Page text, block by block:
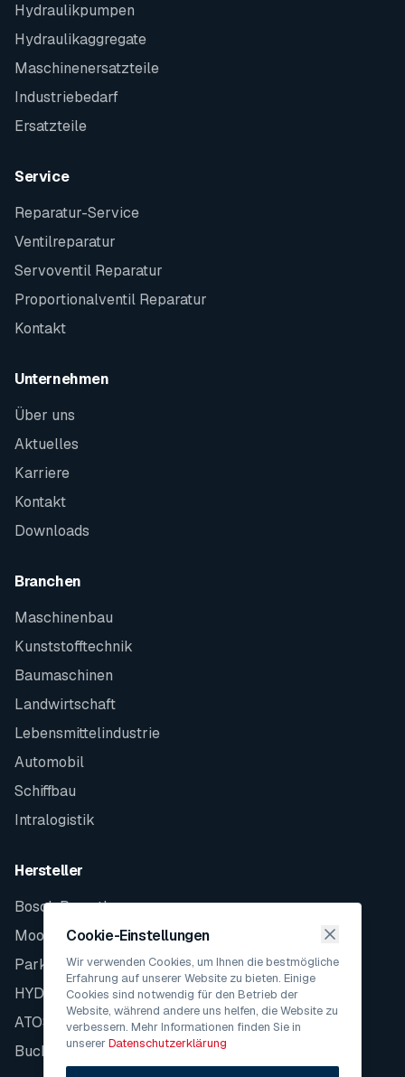
Hydraulikpumpen
Hydraulikaggregate
Maschinenersatzteile
Industriebedarf
Ersatzteile
Service
Reparatur-Service
Ventilreparatur
Servoventil Reparatur
Proportionalventil Reparatur
Kontakt
Unternehmen
Über uns
Aktuelles
Karriere
Kontakt
Downloads
Branchen
Maschinenbau
Kunststofftechnik
Baumaschinen
Landwirtschaft
Lebensmittelindustrie
Automobil
Schiffbau
Intralogistik
Hersteller
Bosch Rexroth
Moog
Parker
HYDAC
ATOS
Bucher
Cookie-Einstellungen
Wir verwenden Cookies, um Ihnen die bestmögliche
Erfahrung auf unserer Website zu bieten. Einige
Cookies sind notwendig für den Betrieb der
Website, während andere uns helfen, die Website zu
verbessern. Mehr Informationen finden Sie in
unsererDatenschutzerklärung